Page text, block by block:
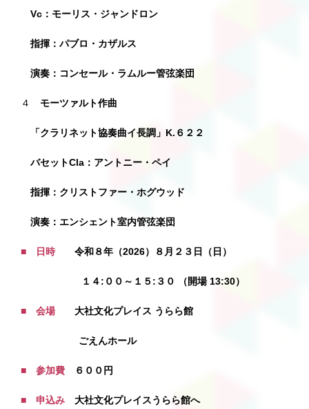
Vc：モーリス・ジャンドロン
指揮：パブロ・カザルス
演奏：コンセール・ラムルー管弦楽団
４ モーツァルト作曲
「クラリネット協奏曲イ長調」K.６２２
バセットCla：アントニー・ペイ
指揮：クリストファー・ホグウッド
演奏：エンシェント室内管弦楽団
■ 日時 令和８年（2026）８月２３日（日）
１４:００～１５:３０ （開場 13:30）
■ 会場 大社文化プレイス うらら館
ごえんホール
■ 参加費 ６００円
■ 申込み 大社文化プレイスうらら館へ